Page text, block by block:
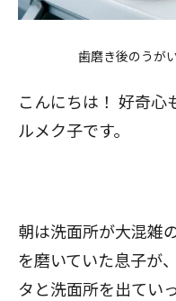
歯磨き後のうが
こんにちは！ 好奇
ルメク子です。
朝は洗面所が大混雑
を磨いていた息子が
タと洗面所を出てい